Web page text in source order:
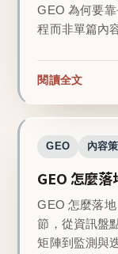
GEO 為何要
程而非單篇內容
閱讀全文
GEO 內容
GEO 怎麼
GEO 怎麼落
節，從資訊盤
矩陣到監測與